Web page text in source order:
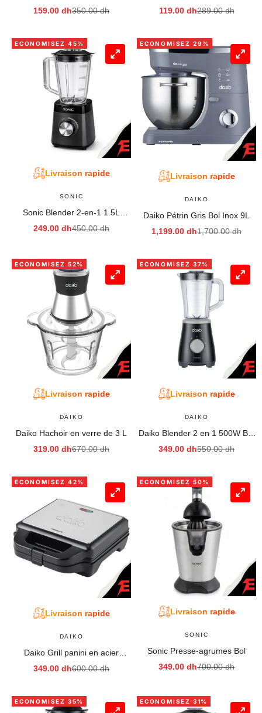
en plastique incassable
Prix de vente
159.00 dhPrix normal
350.00 dh
Puissance 300W
Prix de vente
119.00 dhPrix normal
289.00 dh
ECONOMISEZ 45%
Livraison rapide
SONIC
Sonic Blender 2-en-1 1.5L
BL5996SC
Prix de vente
249.00 dhPrix normal
450.00 dh
ECONOMISEZ 29%
Livraison rapide
DAIKO
Daiko Pétrin Gris Bol Inox 9L
Prix de vente
1,199.00 dhPrix normal
1,700.00 dh
ECONOMISEZ 52%
Livraison rapide
DAIKO
Daiko Hachoir en verre de 3 L
Prix de vente
319.00 dhPrix normal
670.00 dh
ECONOMISEZ 37%
Livraison rapide
DAIKO
Daiko Blender 2 en 1 500W Bol
en en plastique alimentaire de
Prix de vente
349.00 dhPrix normal
550.00 dh
ECONOMISEZ 42%
Livraison rapide
DAIKO
Daiko Grill panini en acier
inoxydable plaques détachables
Prix de vente
349.00 dhPrix normal
600.00 dh
ECONOMISEZ 50%
Livraison rapide
SONIC
Sonic Presse-agrumes Bol
Prix de vente
349.00 dhPrix normal
700.00 dh
ECONOMISEZ 35% ECONOMISEZ 31%